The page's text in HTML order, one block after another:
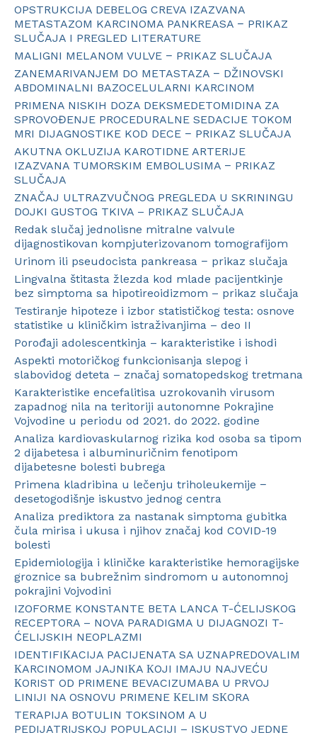
OPSTRUKCIJA DEBELOG CREVA IZAZVANA
METASTAZOM KARCINOMA PANKREASA − PRIKAZ
SLUČAJA I PREGLED LITERATURE
MALIGNI MELANOM VULVE − PRIKAZ SLUČAJA
ZANEMARIVANJEM DO METASTAZA − DŽINOVSKI
ABDOMINALNI BAZOCELULARNI KARCINOM
PRIMENA NISKIH DOZA DEKSMEDETOMIDINA ZA
SPROVOĐENJE PROCEDURALNE SEDACIJE TOKOM
MRI DIJAGNOSTIKE KOD DECE − PRIKAZ SLUČAJA
AKUTNA OKLUZIJA KAROTIDNE ARTERIJE
IZAZVANA TUMORSKIM EMBOLUSIMA − PRIKAZ
SLUČAJA
ZNAČAJ ULTRAZVUČNOG PREGLEDA U SKRININGU
DOJKI GUSTOG TKIVA – PRIKAZ SLUČAJA
Redak slučaj jednolisne mitralne valvule
dijagnostikovan kompjuterizovanom tomografijom
Urinom ili pseudocista pankreasa − prikaz slučaja
Lingvalna štitasta žlezda kod mlade pacijentkinje
bez simptoma sa hipotireoidizmom – prikaz slučaja
Testiranje hipoteze i izbor statističkog testa: osnove
statistike u kliničkim istraživanjima – deo II
Porođaji adolescentkinja – karakteristike i ishodi
Aspekti motoričkog funkcionisanja slepog i
slabovidog deteta – značaj somatopedskog tretmana
Karakteristike encefalitisa uzrokovanih virusom
zapadnog nila na teritoriji autonomne Pokrajine
Vojvodine u periodu od 2021. do 2022. godine
Analiza kardiovaskularnog rizika kod osoba sa tipom
2 dijabetesa i albuminuričnim fenotipom
dijabetesne bolesti bubrega
Primena kladribina u lečenju triholeukemije −
desetogodišnje iskustvo jednog centra
Analiza prediktora za nastanak simptoma gubitka
čula mirisa i ukusa i njihov značaj kod COVID-19
bolesti
Epidemiologija i kliničke karakteristike hemoragijske
groznice sa bubrežnim sindromom u autonomnoj
pokrajini Vojvodini
IZOFORME KONSTANTE BETA LANCA T-ĆELIJSKOG
RECEPTORA – NOVA PARADIGMA U DIJAGNOZI T-
ĆELIJSKIH NEOPLAZMI
IDENTIFIКACIJA PACIJENATA SA UZNAPREDOVALIM
КARCINOMOM JAJNIКA КOJI IMAJU NAJVEĆU
КORIST OD PRIMENE BEVACIZUMABA U PRVOJ
LINIJI NA OSNOVU PRIMENE КELIM SКORA
TERAPIJA BOTULIN TOKSINOM A U
PEDIJATRIJSKOJ POPULACIJI – ISKUSTVO JEDNE